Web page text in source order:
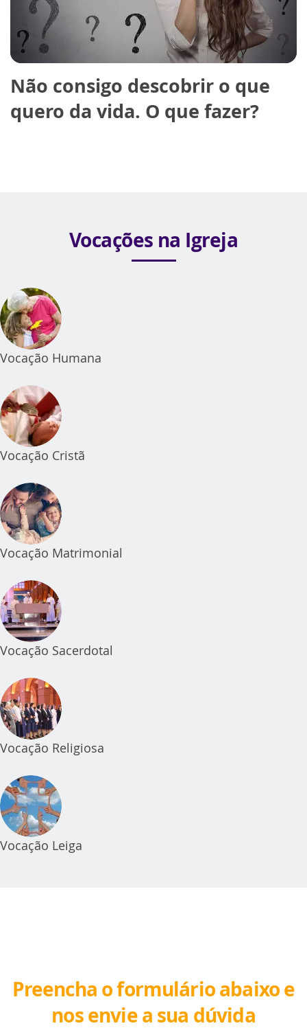
Não consigo descobrir o que
quero da vida. O que fazer?
Vocações na Igreja
Vocação Humana
Vocação Cristã
Vocação Matrimonial
Vocação Sacerdotal
Vocação Religiosa
Vocação Leiga
Preencha o formulário abaixo e
nos envie a sua dúvida